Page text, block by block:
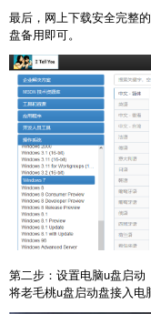
最后，网上下载安全完整
盘备用即可。
第二步：设置电脑u盘启动
将老毛桃u盘启动盘接入电